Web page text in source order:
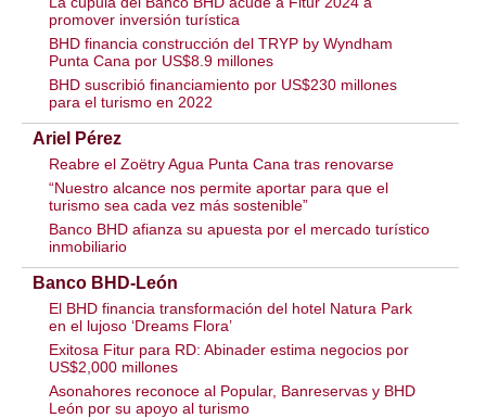
promover inversión turística
BHD financia construcción del TRYP by Wyndham
Punta Cana por US$8.9 millones
BHD suscribió financiamiento por US$230 millones
para el turismo en 2022
Ariel Pérez
Reabre el Zoëtry Agua Punta Cana tras renovarse
“Nuestro alcance nos permite aportar para que el
turismo sea cada vez más sostenible”
Banco BHD afianza su apuesta por el mercado turístico
inmobiliario
Banco BHD-León
El BHD financia transformación del hotel Natura Park
en el lujoso ‘Dreams Flora’
Exitosa Fitur para RD: Abinader estima negocios por
US$2,000 millones
Asonahores reconoce al Popular, Banreservas y BHD
León por su apoyo al turismo